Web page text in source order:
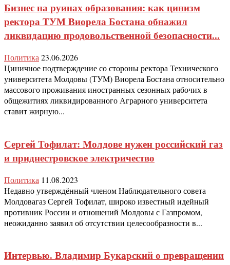
Бизнес на руинах образования: как цинизм
ректора ТУМ Виорела Бостана обнажил
ликвидацию продовольственной безопасности...
Политика 23.06.2026
Циничное подтверждение со стороны ректора Технического
университета Молдовы (ТУМ) Виорела Бостана относительно
массового проживания иностранных сезонных рабочих в
общежитиях ликвидированного Аграрного университета
ставит жирную...
Сергей Тофилат: Молдове нужен российский газ
и приднестровское электричество
Политика 11.08.2023
Недавно утверждённый членом Наблюдательного совета
Молдовагаз Сергей Тофилат, широко известный идейный
противник России и отношений Молдовы с Газпромом,
неожиданно заявил об отсутствии целесообразности в...
Интервью. Владимир Букарский о превращении